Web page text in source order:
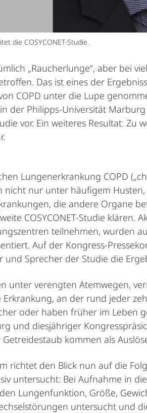
die COSYCONET-Studie.
„Raucherlunge“, aber bei
Das ist eines der
von COPD unter die Lupe
der Philipps-Universität
vor. Ein weiteres Resultat:
Lungenerkrankung COPD
nicht nur unter häufigem
die andere Organe
COSYCONET-Studie klären.
teilnehmen, wurden
Auf der Kongress-
und Sprecher der Studie die
unter verengten Atemwegen,
an der rund jeder
oder haben früher im Leben
und diesjähriger
kommen als
richtet den Blick nun auf die
untersucht: Bei Aufnahme in
Lungenfunktion, Größe,
untersucht und